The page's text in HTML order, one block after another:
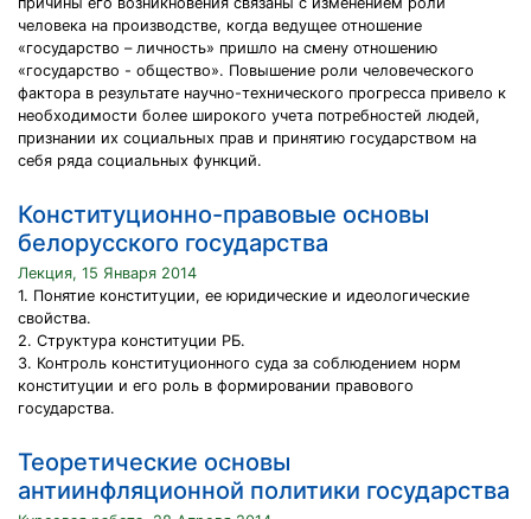
человека на производстве, когда ведущее отношение
«государство – личность» пришло на смену отношению
«государство - общество». Повышение роли человеческого
фактора в результате научно-технического прогресса привело к
необходимости более широкого учета потребностей людей,
признании их социальных прав и принятию государством на
себя ряда социальных функций.
Конституционно-правовые основы
белорусского государства
Лекция, 15 Января 2014
1. Понятие конституции, ее юридические и идеологические
свойства.
2. Структура конституции РБ.
3. Контроль конституционного суда за соблюдением норм
конституции и его роль в формировании правового
государства.
Теоретические основы
антиинфляционной политики государства